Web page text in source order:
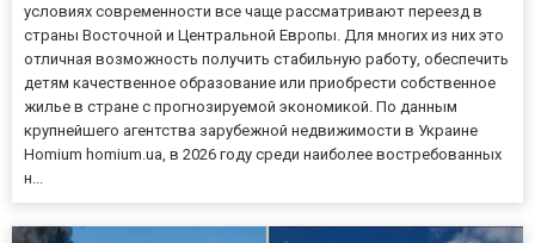
условиях современности все чаще рассматривают переезд в
страны Восточной и Центральной Европы. Для многих из них это
отличная возможность получить стабильную работу, обеспечить
детям качественное образование или приобрести собственное
жилье в стране с прогнозируемой экономикой. По данным
крупнейшего агентства зарубежной недвижимости в Украине
Homium homium.ua, в 2026 году среди наиболее востребованных
н...